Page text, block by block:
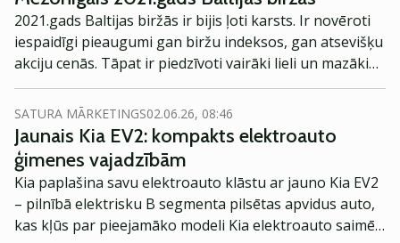
2021.gads Baltijas biržās ir bijis ļoti karsts. Ir novēroti
iespaidīgi pieaugumi gan biržu indeksos, gan atsevišķu
akciju cenās. Tāpat ir piedzīvoti vairāki lieli un mazāki
IPO, kas ir veicinājis vēl lielāku kopējo aktivitāti Baltijas
biržās.
SATURA MĀRKETINGS02.06.26, 08:46
Jaunais Kia EV2: kompakts elektroauto
ģimenes vajadzībām
Kia paplašina savu elektroauto klāstu ar jauno Kia EV2
– pilnībā elektrisku B segmenta pilsētas apvidus auto,
kas kļūs par pieejamāko modeli Kia elektroauto saimē